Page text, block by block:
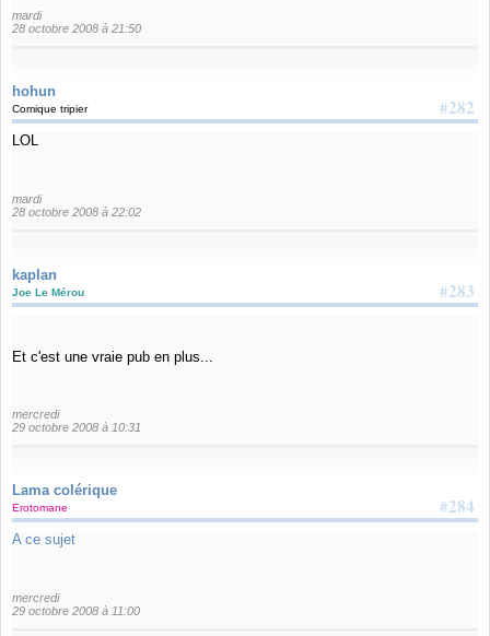
mardi
28 octobre 2008 à 21:50
hohun
#282
Comique tripier
LOL
mardi
28 octobre 2008 à 22:02
kaplan
#283
Joe Le Mérou
Et c'est une vraie pub en plus...
mercredi
29 octobre 2008 à 10:31
Lama colérique
#284
Erotomane
A ce sujet
mercredi
29 octobre 2008 à 11:00